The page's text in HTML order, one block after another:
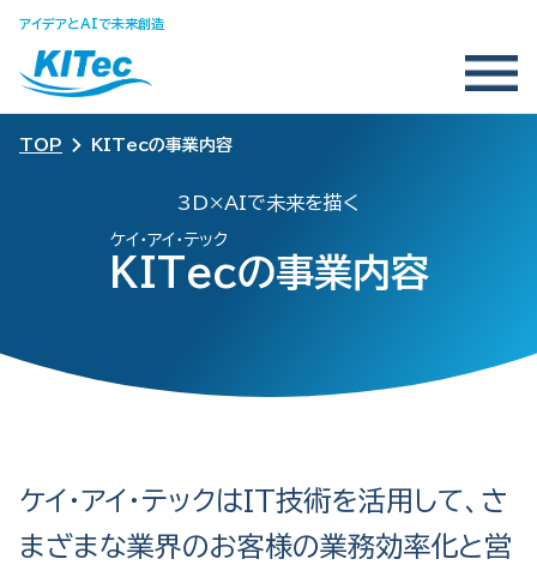
アイデアとAIで未来創造
TOP KITecの事業内容
3D×AIで未来を描く
KITecの事業内容
ケイ・アイ・テック
ケイ・アイ・テックはIT技術を活用して、 さ
まざまな業界のお客様の業務効率化と営